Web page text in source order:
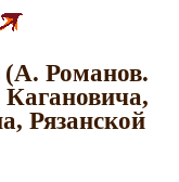
(А. Романов.
Кагановича,
Рязанской